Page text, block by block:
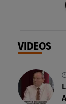
09.08.26 , 11:23
γάμου της
09.08.26 , 11:12
έκανα 500
09.08.26 , 10:46
VIDEOS